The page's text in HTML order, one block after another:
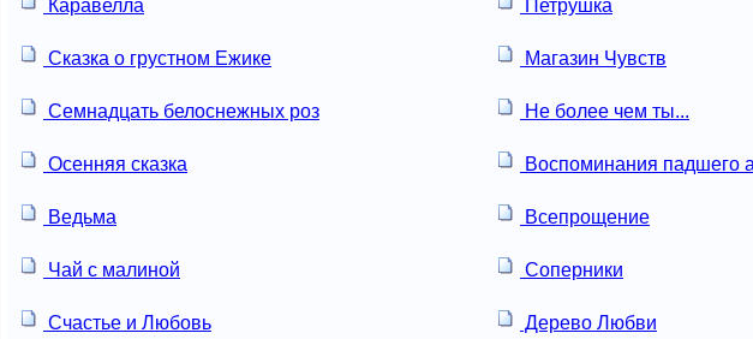
Каравелла Петрушка
Сказка о грустном Ежике Магазин Чувств
Семнадцать белоснежных роз Не более чем ты...
Осенняя сказка Воспоминания падшего
Ведьма Всепрощение
Чай с малиной Соперники
Счастье и Любовь Дерево Любви